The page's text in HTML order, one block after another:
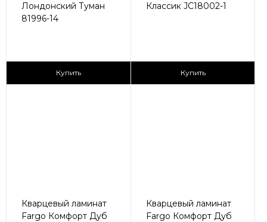
Лондонский Туман
81996-14
2
Купить
Классик JC18002-1
2
Купить
Кварцевый ламинат
Fargo Комфорт Дуб
Кварцевый ламинат
Fargo Комфорт Дуб